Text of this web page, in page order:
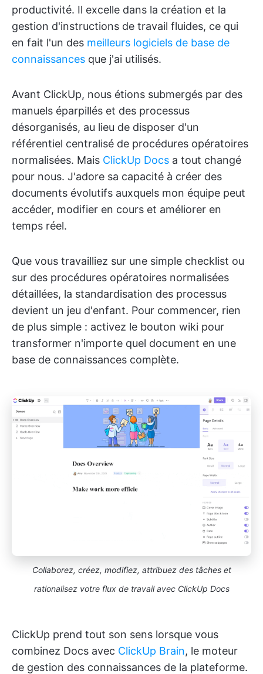
productivité. Il excelle dans la création et la
gestion d'instructions de travail fluides, ce qui
en fait l'un des meilleurs logiciels de base de
connaissances que j'ai utilisés.
Avant ClickUp, nous étions submergés par des
manuels éparpillés et des processus
désorganisés, au lieu de disposer d'un
référentiel centralisé de procédures opératoires
normalisées. Mais ClickUp Docs a tout changé
pour nous. J'adore sa capacité à créer des
documents évolutifs auxquels mon équipe peut
accéder, modifier en cours et améliorer en
temps réel.
Que vous travailliez sur une simple checklist ou
sur des procédures opératoires normalisées
détaillées, la standardisation des processus
devient un jeu d'enfant. Pour commencer, rien
de plus simple : activez le bouton wiki pour
transformer n'importe quel document en une
base de connaissances complète.
Collaborez, créez, modifiez, attribuez des tâches et
rationalisez votre flux de travail avec ClickUp Docs
ClickUp prend tout son sens lorsque vous
combinez Docs avec ClickUp Brain, le moteur
de gestion des connaissances de la plateforme.